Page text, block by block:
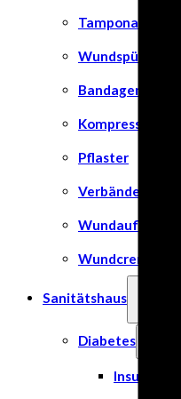
Tamponaden
Wundspüllösung
Bandagen
Kompressen
Pflaster
Verbände
Wundauflage
Wundcremes &
Sanitätshaus
Diabetes